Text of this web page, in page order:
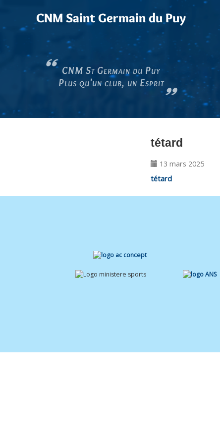
CNM Saint Germain du Puy
CNM St Germain du Puy
Plus qu'un club, un Esprit
tétard
13 mars 2025
tétard